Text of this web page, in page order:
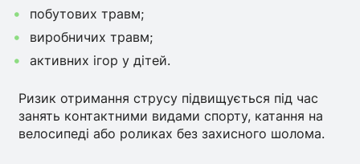
побутових травм;
виробничих травм;
активних ігор у дітей.
Ризик отримання струсу підвищується під час
занять контактними видами спорту, катання на
велосипеді або роликах без захисного шолома.